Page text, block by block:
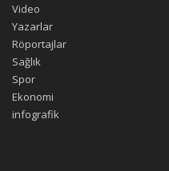
Video
Yazarlar
Röportajlar
Sağlık
Spor
Ekonomi
infografik